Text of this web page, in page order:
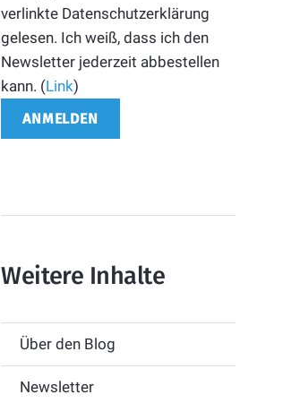
verlinkte Datenschutzerklärung
gelesen. Ich weiß, dass ich den
Newsletter jederzeit abbestellen
kann. (Link)
Weitere Inhalte
Über den Blog
Newsletter